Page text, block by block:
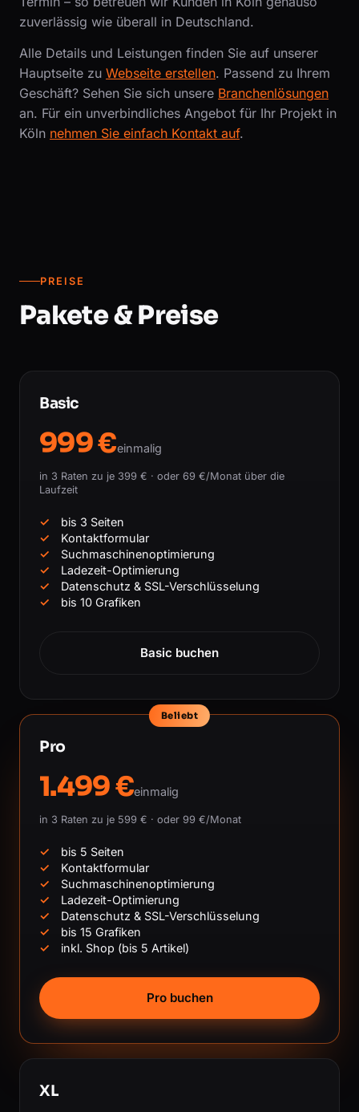
zuverlässig wie überall in Deutschland.
Alle Details und Leistungen finden Sie auf unserer
Hauptseite zu Webseite erstellen. Passend zu Ihrem
Geschäft? Sehen Sie sich unsere Branchenlösungen
an. Für ein unverbindliches Angebot für Ihr Projekt in
Köln nehmen Sie einfach Kontakt auf.
PREISE
Pakete & Preise
Basic
999 €einmalig
in 3 Raten zu je 399 € · oder 69 €/Monat über die
Laufzeit
bis 3 Seiten
Kontaktformular
Suchmaschinenoptimierung
Ladezeit-Optimierung
Datenschutz & SSL-Verschlüsselung
bis 10 Grafiken
Basic buchen
Beliebt
Pro
1.499 €einmalig
in 3 Raten zu je 599 € · oder 99 €/Monat
bis 5 Seiten
Kontaktformular
Suchmaschinenoptimierung
Ladezeit-Optimierung
Datenschutz & SSL-Verschlüsselung
bis 15 Grafiken
inkl. Shop (bis 5 Artikel)
Pro buchen
XL